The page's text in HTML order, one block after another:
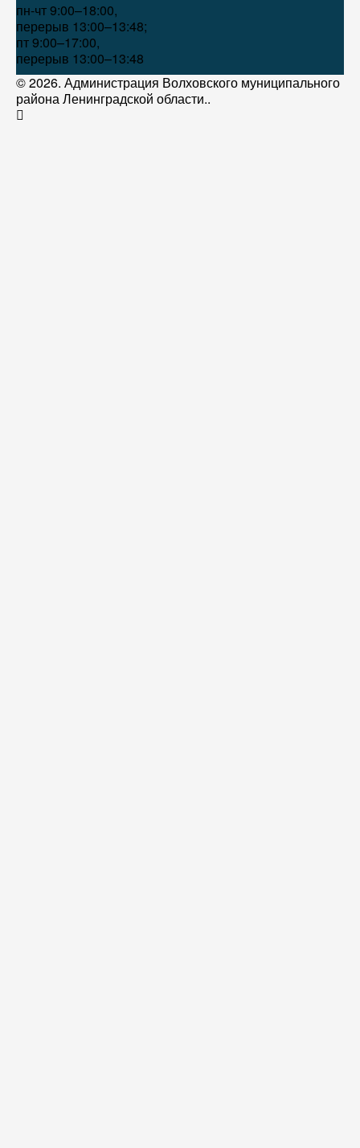
пн-чт 9:00–18:00,
перерыв 13:00–13:48;
пт 9:00–17:00,
перерыв 13:00–13:48
© 2026. Администрация Волховского муниципального
района Ленинградской области..